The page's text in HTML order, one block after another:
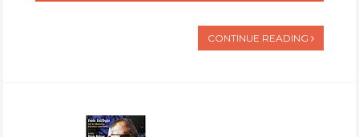
CONTINUE READING